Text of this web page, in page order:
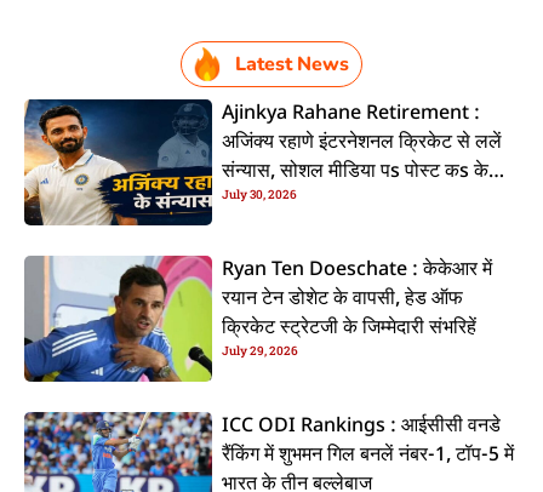
Latest News
Ajinkya Rahane Retirement :
अजिंक्य रहाणे इंटरनेशनल क्रिकेट से ललें
संन्यास, सोशल मीडिया पs पोस्ट कs के
कइलें एलान
July 30, 2026
Ryan Ten Doeschate : केकेआर में
रयान टेन डोशेट के वापसी, हेड ऑफ
क्रिकेट स्ट्रेटजी के जिम्मेदारी संभरिहें
July 29, 2026
ICC ODI Rankings : आईसीसी वनडे
रैंकिंग में शुभमन गिल बनलें नंबर-1, टॉप-5 में
भारत के तीन बल्लेबाज